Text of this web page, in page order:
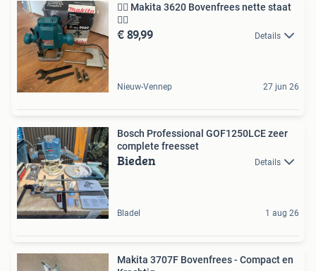
👍🏼 Makita 3620 Bovenfrees nette staat
👍🏼
€ 89,99 Details
Nieuw-Vennep 27 jun 26
Bosch Professional GOF1250LCE zeer
complete freesset
Bieden Details
Bladel 1 aug 26
Makita 3707F Bovenfrees - Compact en